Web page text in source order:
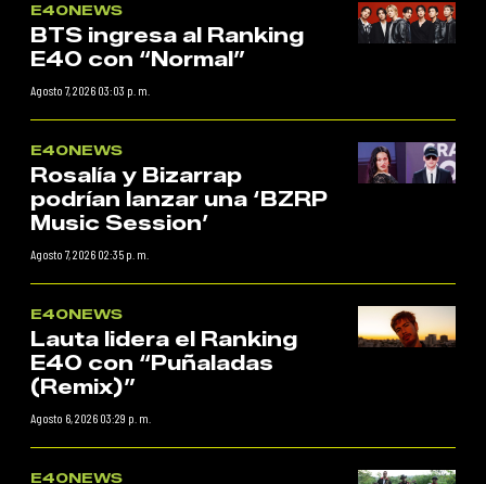
E40NEWS
BTS ingresa al Ranking
E40 con “Normal”
Agosto 7, 2026 03:03 p. m.
E40NEWS
Rosalía y Bizarrap
podrían lanzar una ‘BZRP
Music Session’
Agosto 7, 2026 02:35 p. m.
E40NEWS
Lauta lidera el Ranking
E40 con “Puñaladas
(Remix)”
Agosto 6, 2026 03:29 p. m.
E40NEWS